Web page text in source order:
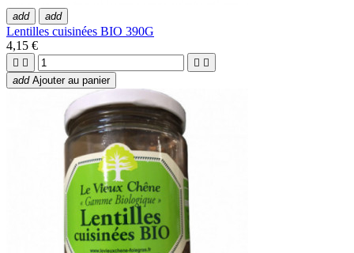
add add
Lentilles cuisinées BIO 390G
4,15 €
   
add Ajouter au panier